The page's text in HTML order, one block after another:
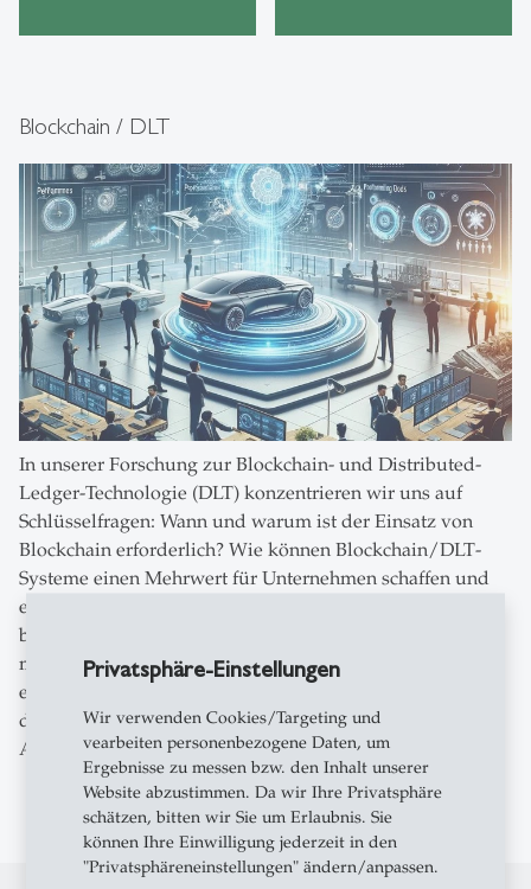
Privatsphäre-Einstellungen
Wir verwenden Cookies/Targeting und
vearbeiten personenbezogene Daten, um
Ergebnisse zu messen bzw. den Inhalt unserer
Website abzustimmen. Da wir Ihre Privatsphäre
schätzen, bitten wir Sie um Erlaubnis. Sie
können Ihre Einwilligung jederzeit in den
"Privatsphäreneinstellungen" ändern/anpassen.
Blockchain / DLT
In unserer Forschung zur Blockchain- und Distributed-
Ledger-Technologie (DLT) konzentrieren wir uns auf
Schlüsselfragen: Wann und warum ist der Einsatz von
Blockchain erforderlich? Wie können Blockchain/DLT-
Systeme einen Mehrwert für Unternehmen schaffen und
erfassen? Ferner erforschen wir, wie man ein Konsortium
bestehend aus verschiedenen Stakeholdern effizient
managen kann. Die Beantwortung solcher Fragen ist
entscheidend für das Verständnis und die Optimierung
des Einsatzes dieser Technologien in einer Vielzahl von
Anwendungsbereichen.